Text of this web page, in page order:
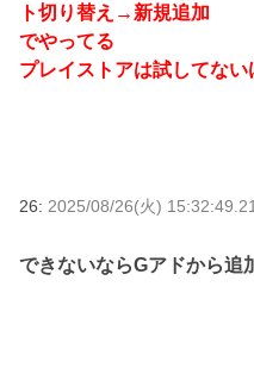
ト切り替え→新規追加
でやってる
プレイストアは試してない
26: 2025/08/26(火)
できないならGアドから追